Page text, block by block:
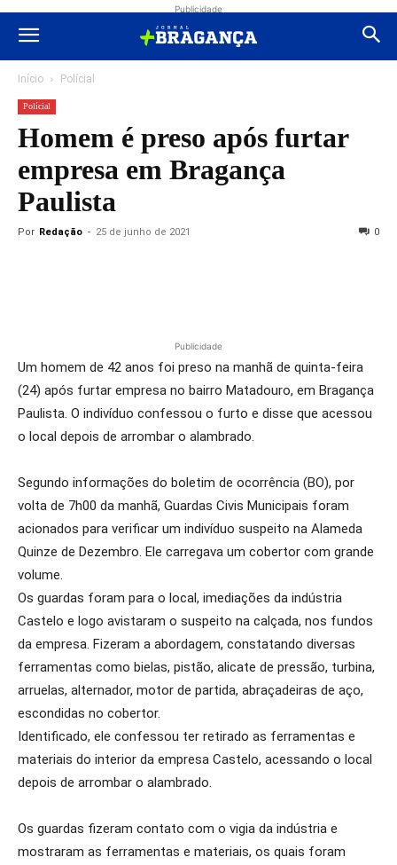
Publicidade
Início Polícial
Polícial
Homem é preso após furtar
empresa em Bragança
Paulista
Por Redação - 25 de junho de 2021 0
Publicidade
Um homem de 42 anos foi preso na manhã de quinta-feira
(24) após furtar empresa no bairro Matadouro, em Bragança
Paulista. O indivíduo confessou o furto e disse que acessou
o local depois de arrombar o alambrado.
Segundo informações do boletim de ocorrência (BO), por
volta de 7h00 da manhã, Guardas Civis Municipais foram
acionados para verificar um indivíduo suspeito na Alameda
Quinze de Dezembro. Ele carregava um cobertor com grande
volume.
Os guardas foram para o local, imediações da indústria
Castelo e logo avistaram o suspeito na calçada, nos fundos
da empresa. Fizeram a abordagem, constatando diversas
ferramentas como bielas, pistão, alicate de pressão, turbina,
arruelas, alternador, motor de partida, abraçadeiras de aço,
escondidas no cobertor.
Identificado, ele confessou ter retirado as ferramentas e
materiais do interior da empresa Castelo, acessando o local
depois de arrombar o alambrado.
Os guardas fizeram contato com o vigia da indústria e
mostraram as ferramentas e materiais, os quais foram